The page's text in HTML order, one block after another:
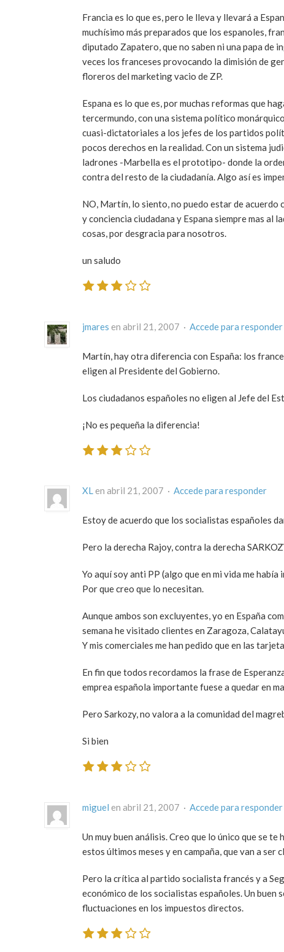
Francia es lo que es, pero le lleva y llevará a
muchísimo más preparados que los espanoles,
diputado Zapatero, que no saben ni una papa de
veces los franceses provocando la dimisión de
floreros del marketing vacio de ZP.
Espana es lo que es, por muchas reformas que
tercermundo, con una sistema político
cuasi-dictatoriales a los jefes de los partidos
pocos derechos en la realidad. Con un sistema
ladrones -Marbella es el prototipo- donde la
contra del resto de la ciudadanía. Algo así es
NO, Martín, lo siento, no puedo estar de
y conciencia ciudadana y Espana siempre mas al
cosas, por desgracia para nosotros.
un saludo
jmares en abril 21, 2007 · Accede para responder
Martín, hay otra diferencia con España: los
eligen al Presidente del Gobierno.
Los ciudadanos españoles no eligen al Jefe del
¡No es pequeña la diferencia!
XL en abril 21, 2007 · Accede para responder
Estoy de acuerdo que los socialistas españoles
Pero la derecha Rajoy, contra la derecha
Yo aquí soy anti PP (algo que en mi vida me había
Por que creo que lo necesitan.
Aunque ambos son excluyentes, yo en España
semana he visitado clientes en Zaragoza,
Y mis comerciales me han pedido que en las
En fin que todos recordamos la frase de
emprea española importante fuese a quedar en
Pero Sarkozy, no valora a la comunidad del
Si bien
miguel en abril 21, 2007 · Accede para responder
Un muy buen análisis. Creo que lo único que se
estos últimos meses y en campaña, que van a ser
Pero la crítica al partido socialista francés y a
económico de los socialistas españoles. Un
fluctuaciones en los impuestos directos.